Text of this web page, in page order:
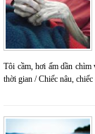
Tôi cầm, hơi ấm dần
thời gian / Chiếc nâu,